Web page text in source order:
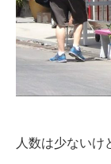
人数は少ないけ